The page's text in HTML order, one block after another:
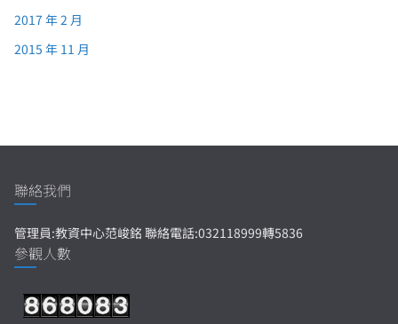
2017 年 2 月
2015 年 11 月
聯絡我們
管理員:教資中心范峻銘 聯絡電話:032118999轉5836
參觀人數